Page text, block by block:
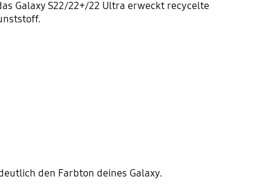
Galaxy S22/22+/22 Ultra erweckt recycelte
den Farbton deines Galaxy.